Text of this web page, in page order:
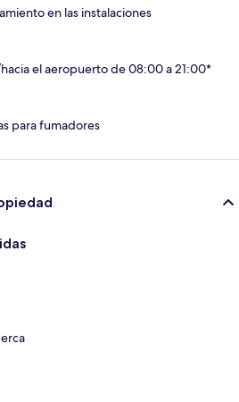
en las instalaciones
el aeropuerto de 08:00 a 21:00*
para fumadores